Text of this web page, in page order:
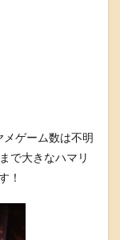
ゲーム数は不明
で大きなハマリ
！